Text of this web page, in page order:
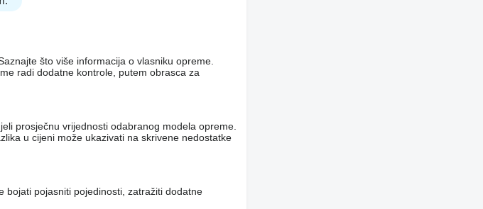
što više informacija o vlasniku opreme.
radi dodatne kontrole, putem obrasca za
prosječnu vrijednosti odabranog modela opreme.
u cijeni može ukazivati ​​na skrivene nedostatke
bojati pojasniti pojedinosti, zatražiti dodatne